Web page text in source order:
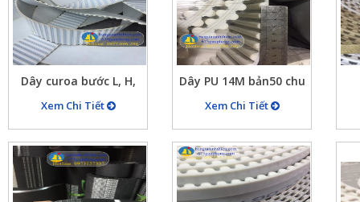
4mm
Dây curoa bước L, H,
T10 chất liệu PU trắng
lõi thép bản 100mm
dài 100m hàng đẹp
Xem Chi Tiết
Dây PU 14M bản50 chu
vi 3500mm màu trắng
lõi thép, bước răng
tròn cách nhau 14mm
Xem Chi Tiết